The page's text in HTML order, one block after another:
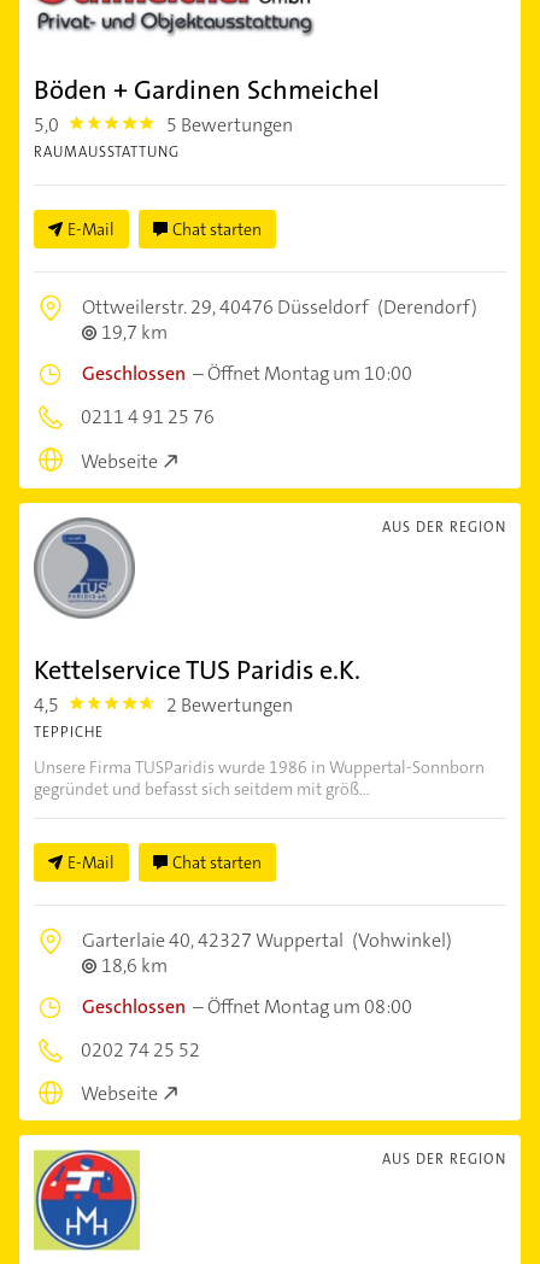
Böden + Gardinen Schmeichel
5,0 5.0 5 Bewertungen
RAUMAUSSTATTUNG
E-Mail Chat starten
Ottweilerstr. 29,40476 Düsseldorf (Derendorf)
19,7 km
Geschlossen –Öffnet Montag um 10:00
0211 4 91 25 76
Webseite
AUS DER REGION
Kettelservice TUS Paridis e.K.
4,5 4.5 2 Bewertungen
TEPPICHE
Unsere Firma TUSParidis wurde 1986 in Wuppertal-Sonnborn
gegründet und befasst sich seitdem mit größ...
E-Mail Chat starten
Garterlaie 40,42327 Wuppertal (Vohwinkel)
18,6 km
Geschlossen –Öffnet Montag um 08:00
0202 74 25 52
Webseite
AUS DER REGION